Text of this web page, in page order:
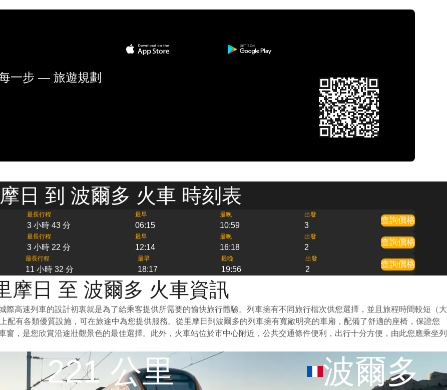
一步 — 旅遊規劃
日 到 波爾多 火車 時刻表
最長行程
3 小時 43 分
最早
06:15
最晚
10:59
出發
3
查詢價格
最長行程
3 小時 22 分
最早
12:14
最晚
16:18
出發
2
查詢價格
最長行程
11 小時 32 分
最早
18:17
最晚
19:56
出發
2
查詢價格
摩日 至 波爾多 火車資訊
高速列車的設計初衷就是為了給乘客提供所需要的愉快旅行體驗。列車擁有不同旅行檔次供您選擇，並且旅程時間較短（大
配有各類優質設施，可在旅途中為您提供服務。從里摩日到波爾多的列車擁有寬敞明亮的車廂，配備了舒適的座椅，保證您
，是您欣賞沿途壯觀景色的最佳選擇。此外，火車站位於市中心附近，公共交通條件便利，出行十分方便，由此您應乘坐列
221 公里 波爾多